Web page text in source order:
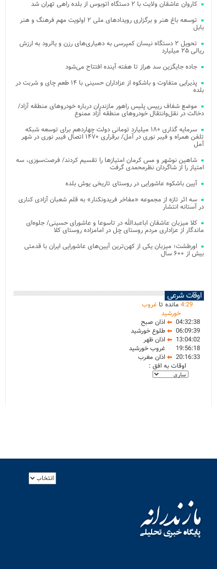
کاروان عاشقان ولایت با ۲ دستگاه اتوبوس از بلده راهی تهران شد
توسعه باغ هنر و برگزاری رویدادهای ملی ۲ اولویت مهم فرهنگ و هنر
بابل
تحویل ۲ دستگاه نیسان کمپرسی به دهیاری‌های رزن و یالرود به ارزش
ریالی ۲۵ میلیارد
جاده جایگزین سد هراز تا هفته آینده افتتاح می‌شود
پذیرایی متفاوت و باشکوه از عزاداران حسینی با ۱۴ طعم چای و شربت در
بلده
موضع شفاف رییس پلیس راهور مازندران درباره خودروهای منطقه آزاد/
دخالت در نقل‌وانتقال خودروهای منطقه آزاد ممنوع
سرمایه گذاری ۱۸۰ میلیارد تومانی دولت چهاردهم برای توسعه شبکه
تلفن همراه و فیبر نوری در آمل/ برقراری ۱۴۷۰ اتصال فیبر نوری در شهر
آمل
شاهین نوشهر و مس کرمان امتیازها را تقسیم کردند/ فرصت‌سوزی، سه
امتیاز را از شاگردان نظرمحمدی گرفت
آیین باشکوه عاشورایی در روستای تاریخی یوش بلده
سه اثر تازه از مجموعه «مفاخر فریدونکنار» به قلم شعبان آزادی کناری
در آستانه انتشار
کلا میزبان عاشقان اباعبدالله در تاسوعا و عاشورای حسینی/ جلوه‌ای
ماندگار از عزاداری مردم روستای چل در امامزاده روستای کلا
اورطشت؛ میزبان یکی از کهن‌ترین آیین‌های عاشورایی ایران با قدمتی
بیش از ۶۰۰ سال
اوقات شرعی
4:29 مانده تاغروب
خورشید
04:32:38
اذان صبح
06:09:39
طلوع خورشید
13:04:02
اذان ظهر
19:56:18
غروب خورشید
20:16:33
اذان مغرب
اوقات به افق :